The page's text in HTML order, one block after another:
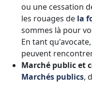
ou une cessation
les rouages de la
sommes là pour
En tant
peuvent
Marché public et
Marchés publics,